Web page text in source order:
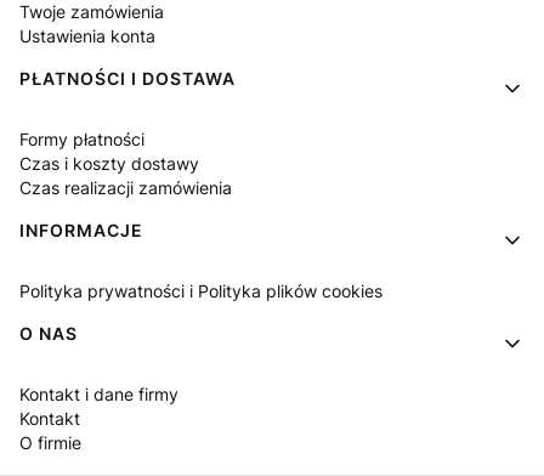
Twoje zamówienia
Ustawienia konta
PŁATNOŚCI I DOSTAWA
Formy płatności
Czas i koszty dostawy
Czas realizacji zamówienia
INFORMACJE
Polityka prywatności i Polityka plików cookies
O NAS
Kontakt i dane firmy
Kontakt
O firmie